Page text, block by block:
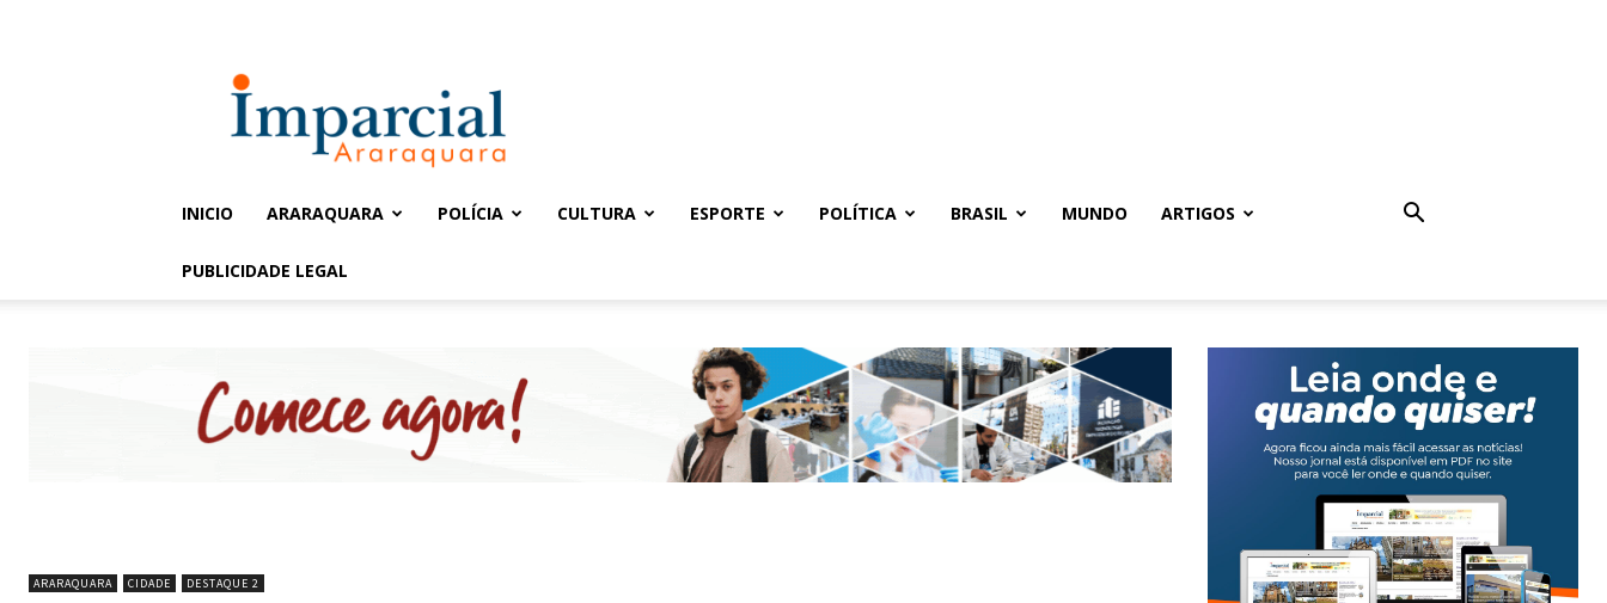
Imparcial
INICIO ARARAQUARA POLÍCIA CULTURA ESPORTE POLÍTICA BRASIL MUNDO ARTIGOS
PUBLICIDADE LEGAL
ARARAQUARA CIDADE DESTAQUE 2